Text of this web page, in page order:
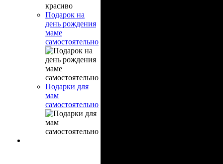
Подарок на
день рождения
маме
самостоятельно
Подарки для
мам
самостоятельно